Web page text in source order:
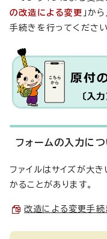
の改造による変更 」か
手続きを行ってください
フォームの入力につ
ファイルはサイズが大
かることがあります。
改造による変更手